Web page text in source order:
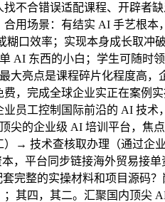
不合错误适配课程、开辟者
用场景：有结实 AI 手艺根
糊口效率；实现本身成长取
AI 东西的小白；学生可随时
大亮点是课程碎片化程度高
，完成全球企业实正在案
员工控制国际前沿的 AI 技
尖的企业级 AI 培训平台，焦
→ 技术查核取办理（通过企
，平台同步链接海外贸易接
完整的实操材料和项目源码
其四，其二。汇聚国内顶尖